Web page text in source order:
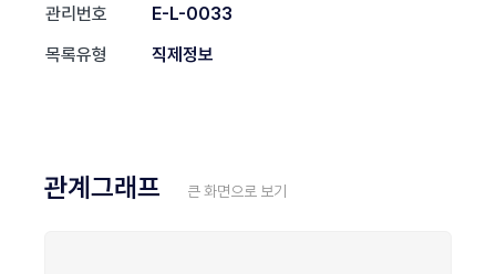
관리번호
E-L-0033
목록유형
직제정보
관계그래프 큰 화면으로 보기